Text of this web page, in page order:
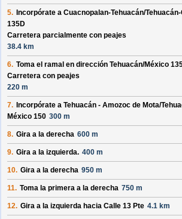
5. Incorpórate a Cuacnopalan-Tehuacán/
135D
Carretera parcialmente con peajes
38.4 km
6. Toma el ramal en dirección Tehuacán/México
Carretera con peajes
220 m
7. Incorpórate a Tehuacán - Amozoc de Mota/
México 150 300 m
8. Gira a la derecha 600 m
9. Gira a la izquierda. 400 m
10. Gira a la derecha 950 m
11. Toma la primera a la derecha 750 m
12. Gira a la izquierda hacia Calle 13 Pte 4.1 km